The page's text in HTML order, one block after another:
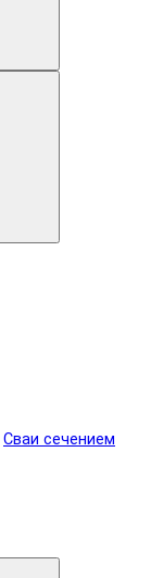
Сваи сечением